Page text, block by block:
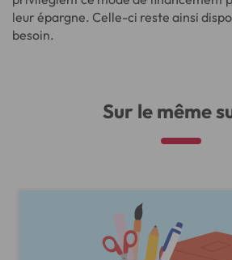
leur épargne. Celle-ci reste ainsi
besoin.
Sur le même